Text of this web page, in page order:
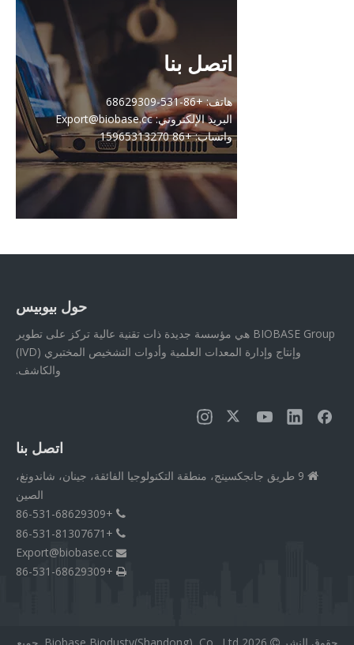
اتصل بنا
هاتف: +86-531-68629309
البريد الإلكتروني: Export@biobase.cc
واتساب: +86 15965313270
حول بيوبيس
BIOBASE Group هي مؤسسة جديدة ذات تقنية عالية تركز على تطوير
وإنتاج وإدارة المعدات العلمية وأدوات التشخيص المختبري (IVD)
والكاشف.
اتصل بنا

9 طريق جانجكسينج، منطقة التكنولوجيا الفائقة، جينان، شاندونغ،
الصين

+86-531-68629309

+86-531-81307671

Export@biobase.cc

+86-531-68629309